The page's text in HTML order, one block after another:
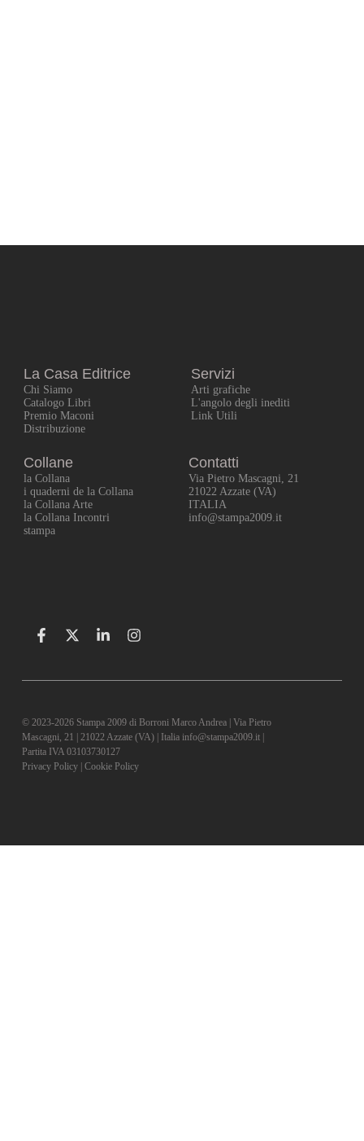
La Casa Editrice
Chi Siamo
Catalogo Libri
Premio Maconi
Distribuzione
Servizi
Arti grafiche
L'angolo degli inediti
Link Utili
Collane
la Collana
i quaderni de la Collana
la Collana Arte
la Collana Incontri
stampa
Contatti
Via Pietro Mascagni, 21
21022 Azzate (VA)
ITALIA
info@stampa2009.it
© 2023-2026 Stampa 2009 di Borroni Marco Andrea | Via Pietro
Mascagni, 21 | 21022 Azzate (VA) | Italia info@stampa2009.it |
Partita IVA 03103730127
Privacy Policy| Cookie Policy